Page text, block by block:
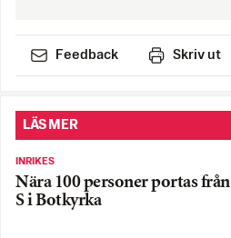
Feedback Skriv ut
LÄS MER
INRIKES
Nära 100 personer portas från
S i Botkyrka